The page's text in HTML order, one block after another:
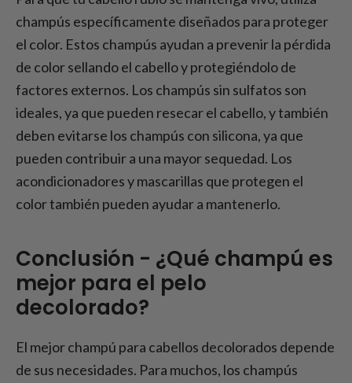
champús específicamente diseñados para proteger
el color. Estos champús ayudan a prevenir la pérdida
de color sellando el cabello y protegiéndolo de
factores externos. Los champús sin sulfatos son
ideales, ya que pueden resecar el cabello, y también
deben evitarse los champús con silicona, ya que
pueden contribuir a una mayor sequedad. Los
acondicionadores y mascarillas que protegen el
color también pueden ayudar a mantenerlo.
Conclusión - ¿Qué champú es
mejor para el pelo
decolorado?
El mejor champú para cabellos decolorados depende
de sus necesidades. Para muchos, los champús